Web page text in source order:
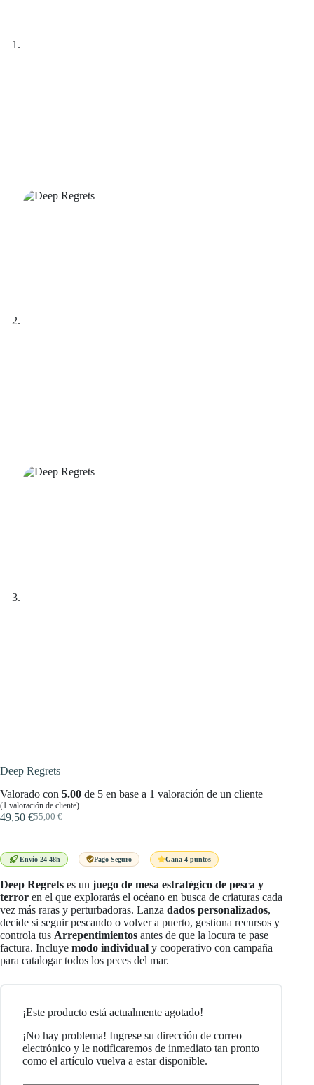
Deep Regrets
Valorado con 5.00 de 5 en base a 1 valoración de un cliente
(1 valoración de cliente)
55,00€
El
era:
49,50 €El
es:
Envío 24-48h Pago Seguro Gana 4 puntos
Deep Regrets es un juego de mesa estratégico de pesca y
terror en el que explorarás el océano en busca de criaturas cada
vez más raras y perturbadoras. Lanza dados personalizados,
decide si seguir pescando o volver a puerto, gestiona recursos y
controla tus Arrepentimientos antes de que la locura te pase
factura. Incluye modo individual y cooperativo con campaña
para catalogar todos los peces del mar.
¡Este producto está actualmente agotado!
¡No hay problema! Ingrese su dirección de correo
electrónico y le notificaremos de inmediato tan pronto
como el artículo vuelva a estar disponible.